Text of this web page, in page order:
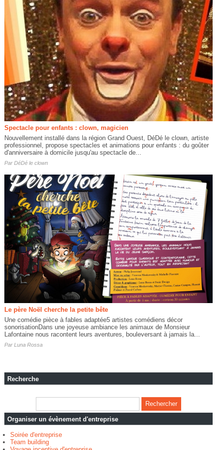
Spectacle pour enfants : clown, magicien
Nouvellement installé dans la région Grand Ouest, DéDé le clown, artiste
professionnel, propose spectacles et animations pour enfants : du goûter
d'anniversaire à domicile jusqu'au spectacle de...
Par DéDé le clown
Le père Noël cherche la petite bête
Une comédie pièce à fables adaptée5 artistes comédiens décor
sonorisationDans une joyeuse ambiance les animaux de Monsieur
Lafontaine nous racontent leurs aventures, bouleversant à jamais la...
Par Luna Rossa
Recherche
Organiser un évènement d'entreprise
Soirée d'entreprise
Team building